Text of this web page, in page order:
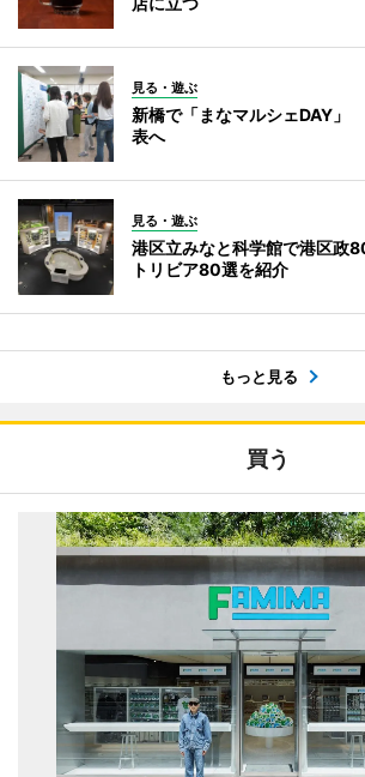
見る・遊ぶ
新橋で「まなマルシェDAY」
表へ
見る・遊ぶ
港区立みなと科学館で港区政
トリビア80選を紹介
もっと見る
買う